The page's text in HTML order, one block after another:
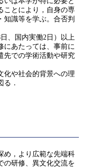
ことにより，自身の専
知識等を学ぶ。合否判
、国内実働2日）以上
にあたっては、事前に
先での学術活動や研究
化や社会的背景への理
．
め，より広範な先端科
の研修、異文化交流を